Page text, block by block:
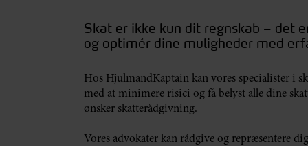
Skat er ikke kun dit regnskab – det
og optimér dine muligheder med
Hos HjulmandKaptain kan vores specialister i
med at minimere risici og få belyst alle dine
ønsker skatterådgivning.
Vores advokater kan rådgive og repræsentere